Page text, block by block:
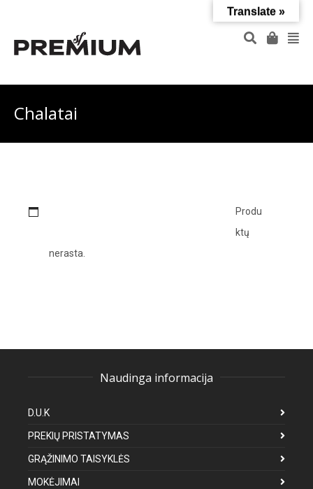
Chalatai
Dydis
Produ
ktų
nerasta.
Naudinga informacija
D.U.K
PREKIŲ PRISTATYMAS
GRĄŽINIMO TAISYKLĖS
MOKĖJIMAI
Translate »